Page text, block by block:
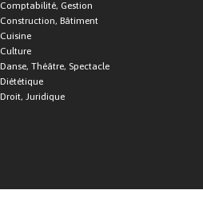
Comptabilité, Gestion
Construction, Bâtiment
Cuisine
Culture
Danse, Théâtre, Spectacle
Diététique
Droit, Juridique